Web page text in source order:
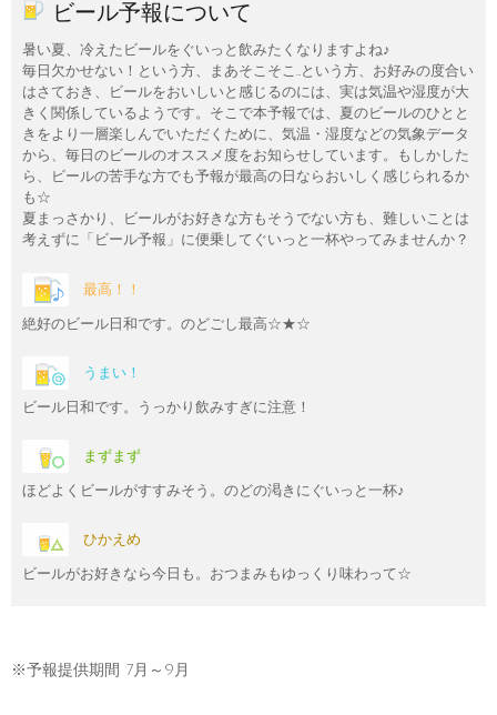
ビール予報について
暑い夏、冷えたビールをぐいっと飲みたくなりますよね♪
毎日欠かせない！という方、まあそこそこ…という方、お好みの度合い
はさておき、ビールをおいしいと感じるのには、実は気温や湿度が大
きく関係しているようです。そこで本予報では、夏のビールのひとと
きをより一層楽しんでいただくために、気温・湿度などの気象データ
から、毎日のビールのオススメ度をお知らせしています。もしかした
ら、ビールの苦手な方でも予報が最高の日ならおいしく感じられるか
も☆
夏まっさかり、ビールがお好きな方もそうでない方も、難しいことは
考えずに「ビール予報」に便乗してぐいっと一杯やってみませんか？
最高！！
絶好のビール日和です。のどごし最高☆★☆
うまい！
ビール日和です。うっかり飲みすぎに注意！
まずまず
ほどよくビールがすすみそう。のどの渇きにぐいっと一杯♪
ひかえめ
ビールがお好きなら今日も。おつまみもゆっくり味わって☆
※予報提供期間 7月～9月